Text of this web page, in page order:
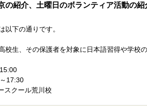
の紹介、土曜日のボランティア活動の紹
以下の通りです。
校生、その保護者を対象に日本語習得や学校
17:30
スクール荒川校